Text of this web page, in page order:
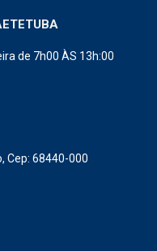
de 7h00 ÀS 13h:00
Cep: 68440-000